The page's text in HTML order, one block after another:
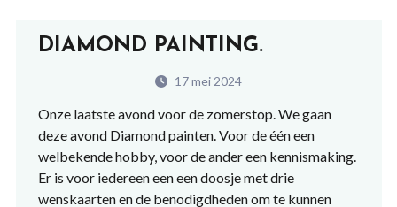
DIAMOND PAINTING.
17 mei 2024
Onze laatste avond voor de zomerstop. We gaan
deze avond Diamond painten. Voor de één een
welbekende hobby, voor de ander een kennismaking.
Er is voor iedereen een een doosje met drie
wenskaarten en de benodigdheden om te kunnen